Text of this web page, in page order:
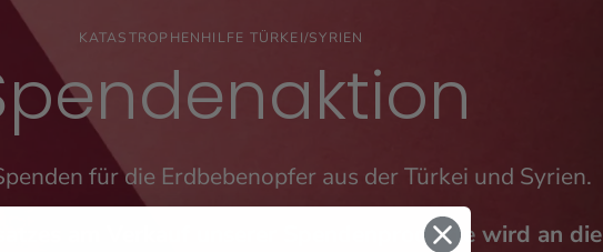
KATASTROPHENHILFE TÜRKEI/SYRIEN
für die Erdbebenopfer aus der Türkei und Syrien.
am Verkauf unserer Spendenprodukte wird an die